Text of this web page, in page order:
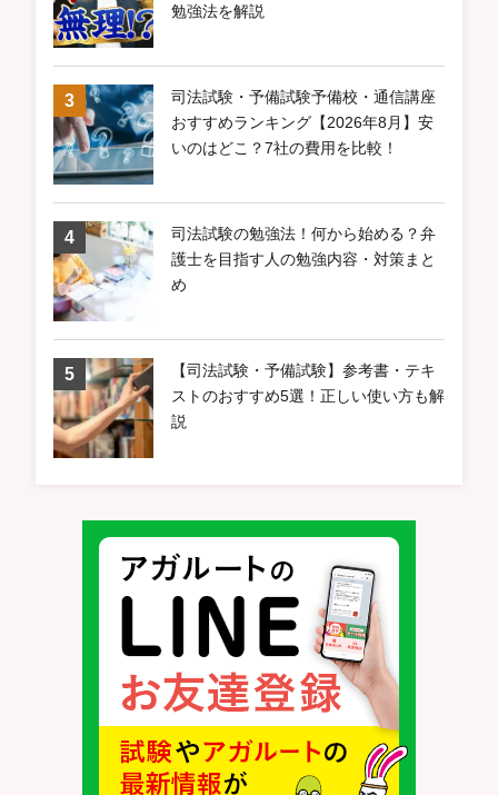
勉強法を解説
司法試験・予備試験予備校・通信講座
おすすめランキング【2026年8月】安
いのはどこ？7社の費用を比較！
司法試験の勉強法！何から始める？弁
護士を目指す人の勉強内容・対策まと
め
【司法試験・予備試験】参考書・テキ
ストのおすすめ5選！正しい使い方も解
説